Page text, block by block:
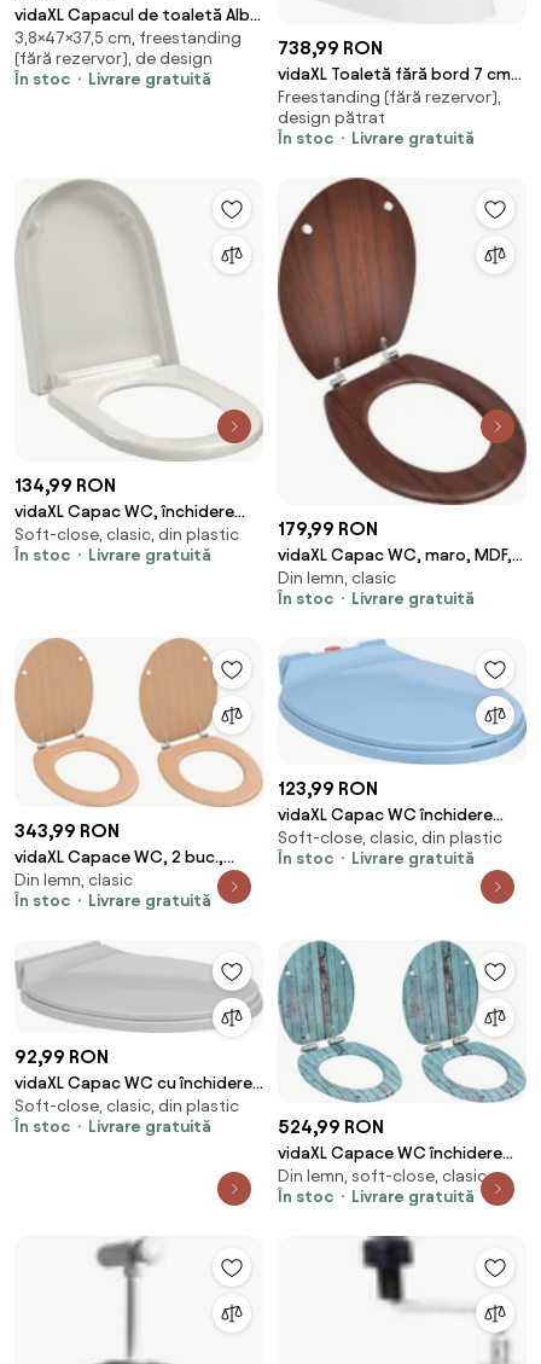
vidaXL Capacul de toaletă Alb
47 x 37,5 x 3,8 cm Duroplast
3,8×47×37,5 cm, freestanding
(fără rezervor), de design
În stoc
Livrare gratuită
738,99 RON
vidaXL Toaletă fără bord 7 cm
înălțime suplimentară închidere
ușoară ceramică albă
Freestanding (fără rezervor),
design pătrat
În stoc
Livrare gratuită
134,99 RON
vidaXL Capac WC, închidere
silențioasă, eliberare rapidă,
alb, pătrat
Soft-close, clasic, din plastic
În stoc
Livrare gratuită
179,99 RON
vidaXL Capac WC, maro, MDF,
model simplu
Din lemn, clasic
În stoc
Livrare gratuită
343,99 RON
vidaXL Capace WC, 2 buc.,
MDF, model bambus
Din lemn, clasic
În stoc
Livrare gratuită
123,99 RON
vidaXL Capac WC închidere
silențioasă eliberare rapidă
albastru oval
Soft-close, clasic, din plastic
În stoc
Livrare gratuită
92,99 RON
vidaXL Capac WC cu închidere
silențioasă, gri deschis, oval
Soft-close, clasic, din plastic
În stoc
Livrare gratuită 524,99 RON
vidaXL Capace WC închidere
silențioasă, 2 buc., MDF, design
lemn vechi
Din lemn, soft-close, clasic
În stoc
Livrare gratuită